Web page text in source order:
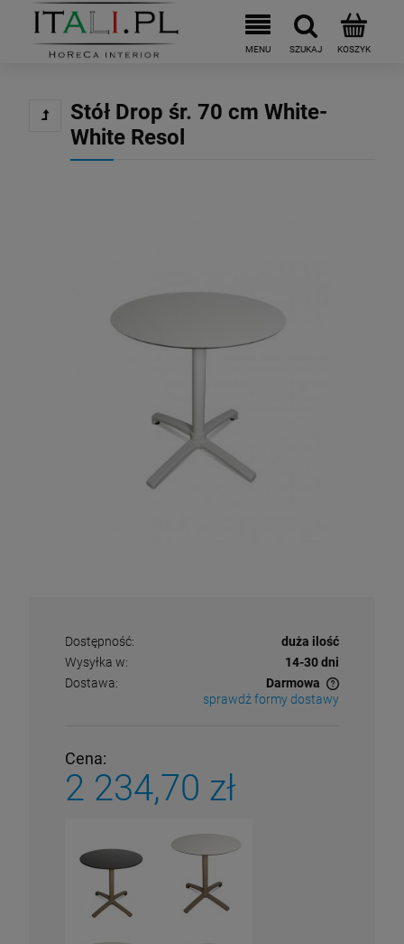
Stół Drop śr. 70 cm White-
White Resol
Dostępność:
duża ilość
Wysyłka w:
14-30 dni
Dostawa:
Darmowa
Cena nie zawiera ewentualnych kosztów płatności
sprawdź formy dostawy
Cena:
2 234,70 zł